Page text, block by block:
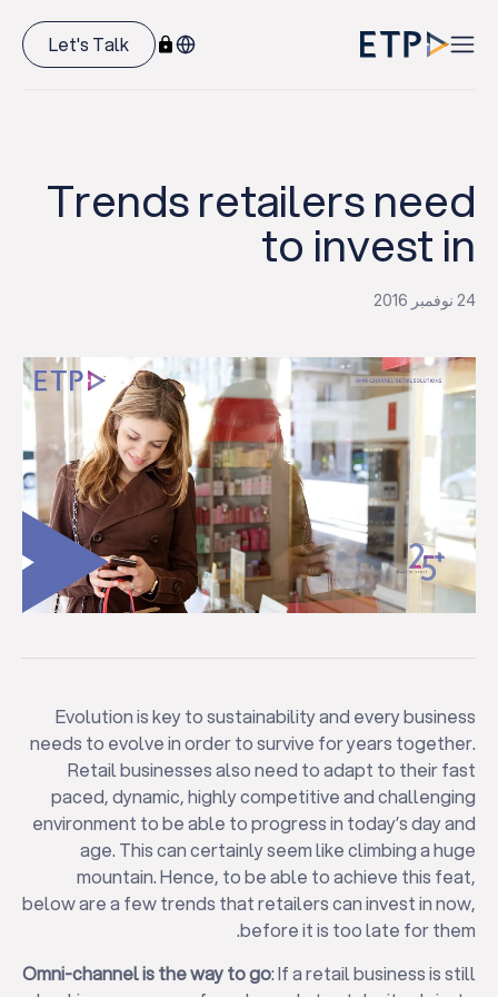
Let's Talk
Trends retailers need
to invest in
24 نوفمبر 2016
Evolution is key to sustainability and every business
needs to evolve in order to survive for years together.
Retail businesses also need to adapt to their fast
paced, dynamic, highly competitive and challenging
environment to be able to progress in today’s day and
age. This can certainly seem like climbing a huge
mountain. Hence, to be able to achieve this feat,
below are a few trends that retailers can invest in now,
before it is too late for them.
Omni-channel is the way to go: If a retail business is still